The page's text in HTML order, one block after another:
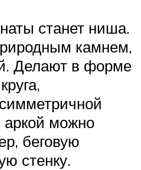
станет ниша.
камнем,
Делают в форме
можно
беговую
стенку.